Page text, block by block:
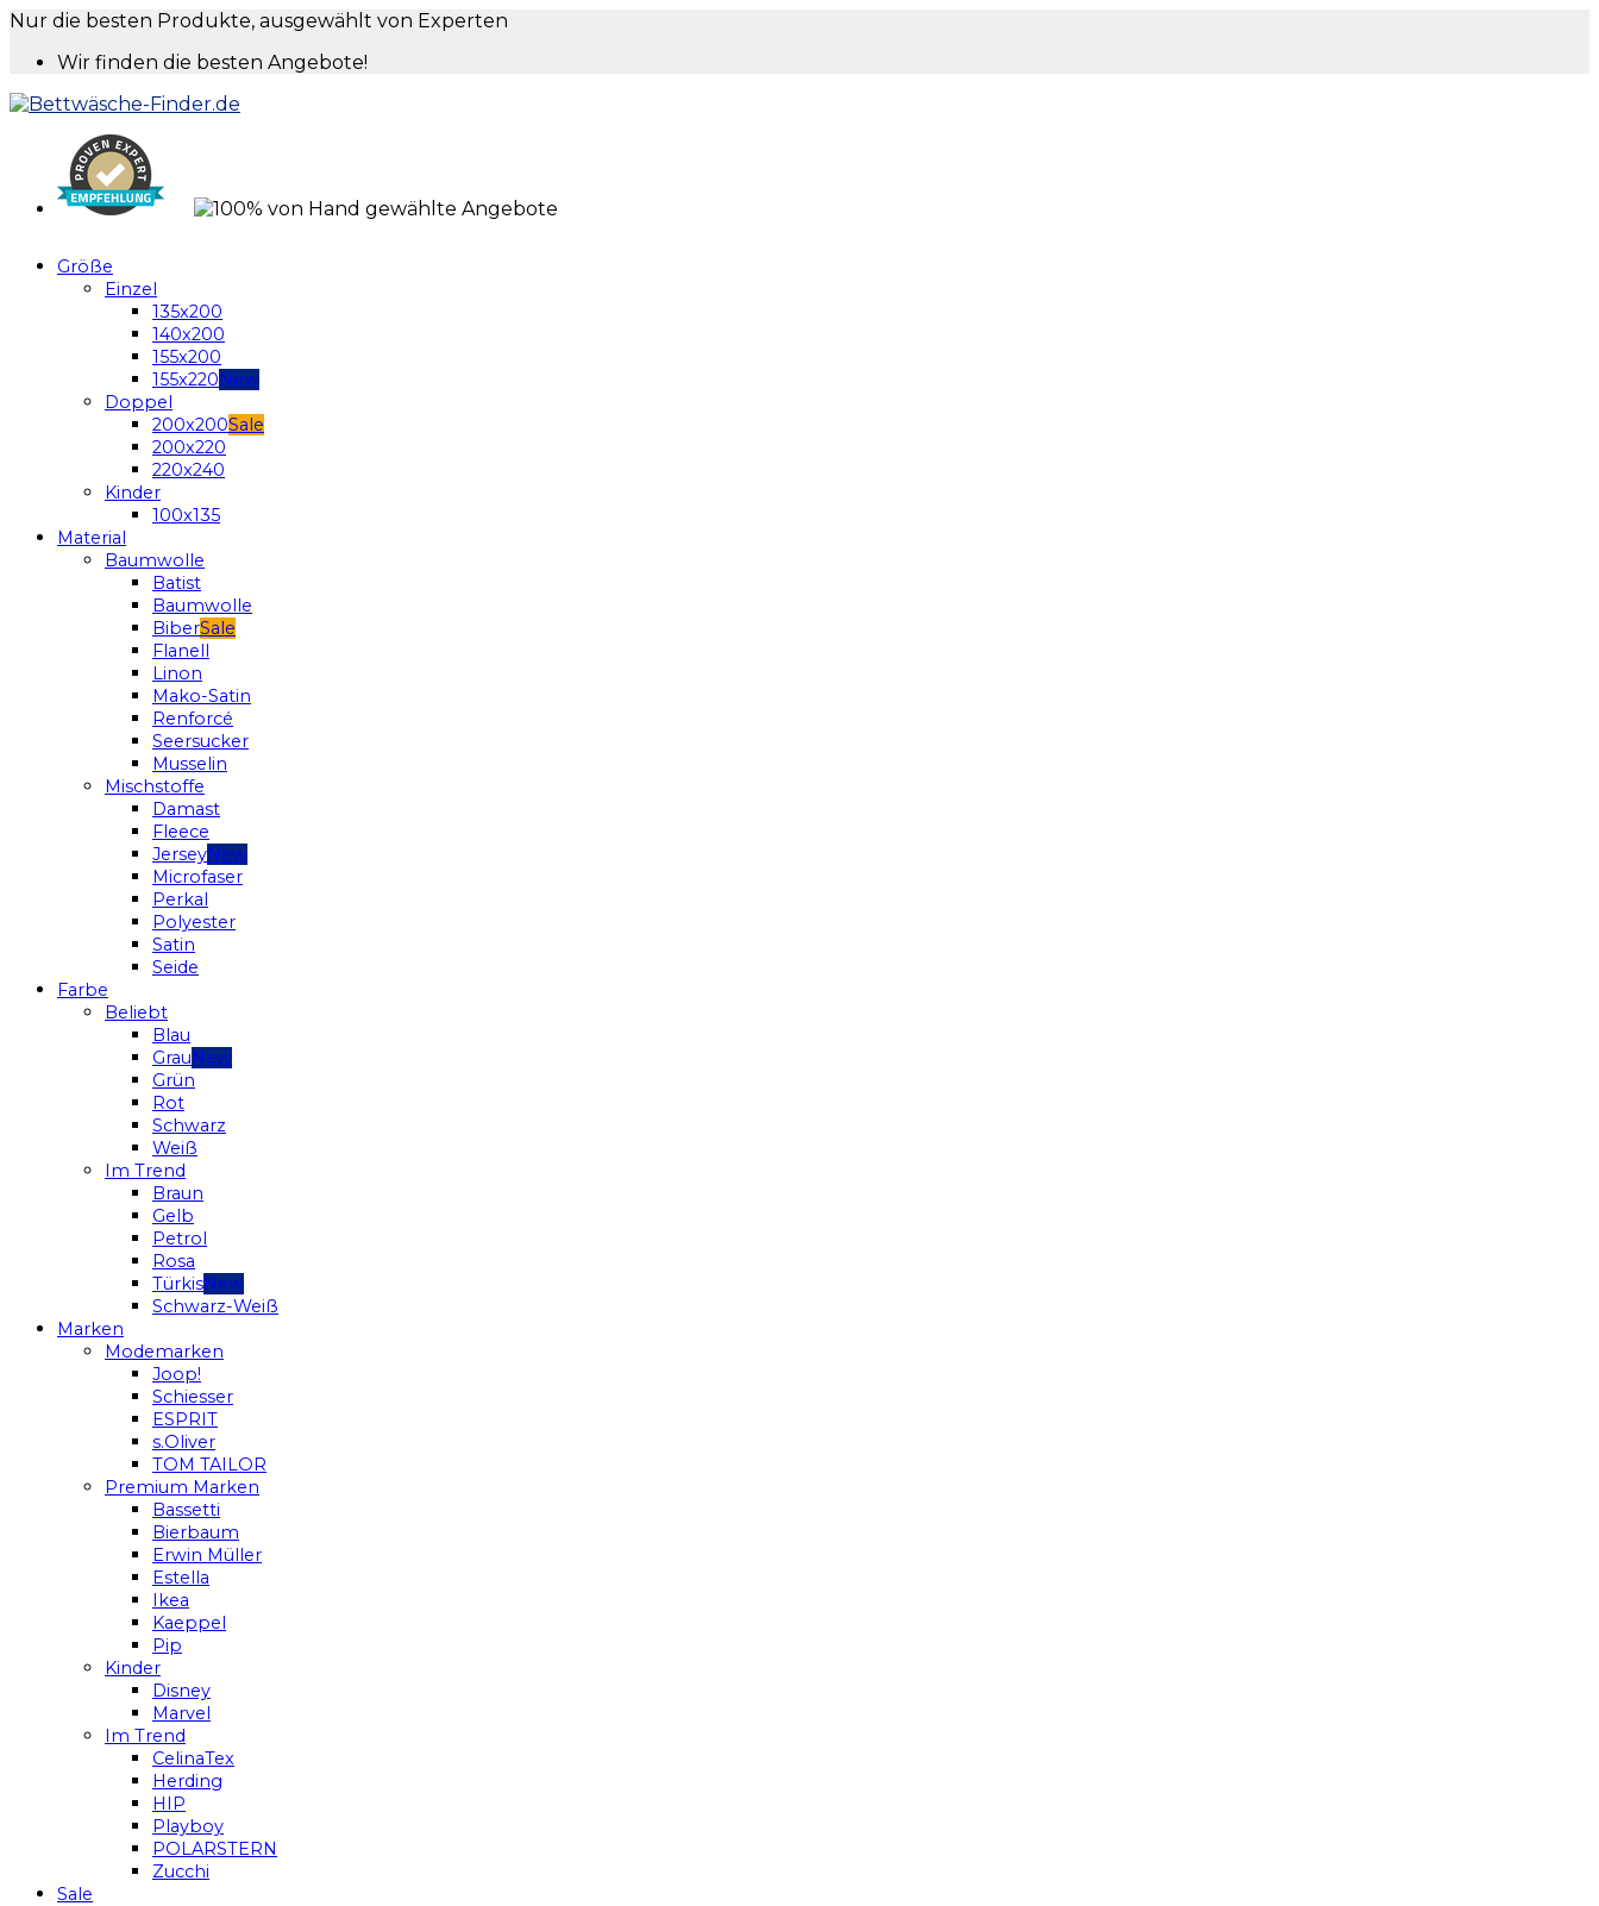
Nur die besten Produkte, ausgewählt von Experten
Wir finden die besten Angebote!
Größe
Einzel
135x200
140x200
155x200
155x220
Doppel
200x200
200x220
220x240
Kinder
100x135
Material
Baumwolle
Batist
Baumwolle
Biber
Flanell
Linon
Mako-Satin
Renforcé
Seersucker
Musselin
Mischstoffe
Damast
Fleece
Jersey
Microfaser
Perkal
Polyester
Satin
Seide
Farbe
Beliebt
Blau
Grau
Grün
Rot
Schwarz
Weiß
Im Trend
Braun
Gelb
Petrol
Rosa
Türkis
Schwarz-Weiß
Marken
Modemarken
Joop!
Schiesser
ESPRIT
s.Oliver
TOM TAILOR
Premium Marken
Bassetti
Bierbaum
Erwin Müller
Estella
Ikea
Kaeppel
Pip
Kinder
Disney
Marvel
Im Trend
CelinaTex
Herding
HIP
Playboy
POLARSTERN
Zucchi
Sale